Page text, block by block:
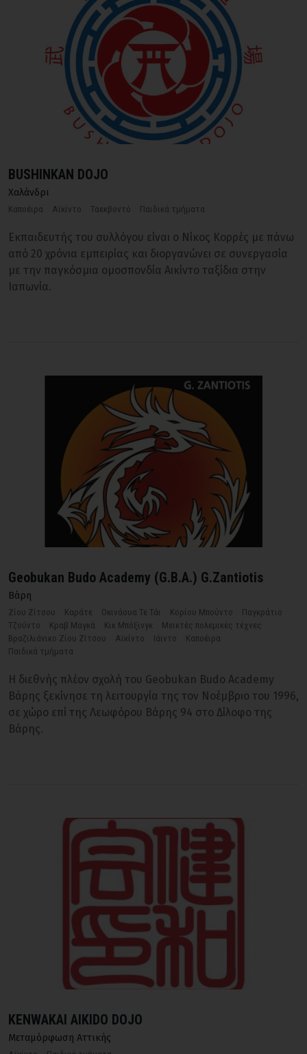
BUSHINKAN DOJO
Χαλάνδρι
Καποέιρα Αϊκίντο Ταεκβοντό Παιδικά τμήματα
Εκπαιδευτής του συλλόγου είναι ο Νίκος Κορρές με πάνω
από 20 χρόνια εμπειρίας και διοργανώνει σε συνεργασία
με την παγκόσμια ομοσπονδία Αικίντο ταξίδια στην
Ιαπωνία.
Geobukan Budo Academy (G.B.A.) G.Zantiotis
Βάρη
Ζίου Ζίτσου Καράτε Οκινάουα Τε Τάι Κορίου Μπούντο
Παγκράτιο
Τζούντο
Κραβ Μαγκά Κικ Μπόξινγκ
Μεικτές πολεμικές τέχνες
Βραζιλιάνικο Ζίου Ζίτσου
Αϊκίντο Ιάιντο
Καποέιρα
Παιδικά τμήματα
Η διεθνής πλέον σχολή του Geobukan Budo Academy
Βάρης ξεκίνησε τη λειτουργία της τον Νοέμβριο του 1996,
σε χώρο επί της Λεωφόρου Βάρης 94 στο Δίλοφο της
Βάρης.
KENWAKAI AIKIDO DOJO
Μεταμόρφωση Αττικής